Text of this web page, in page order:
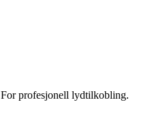
For profesjonell lydtilkobling.